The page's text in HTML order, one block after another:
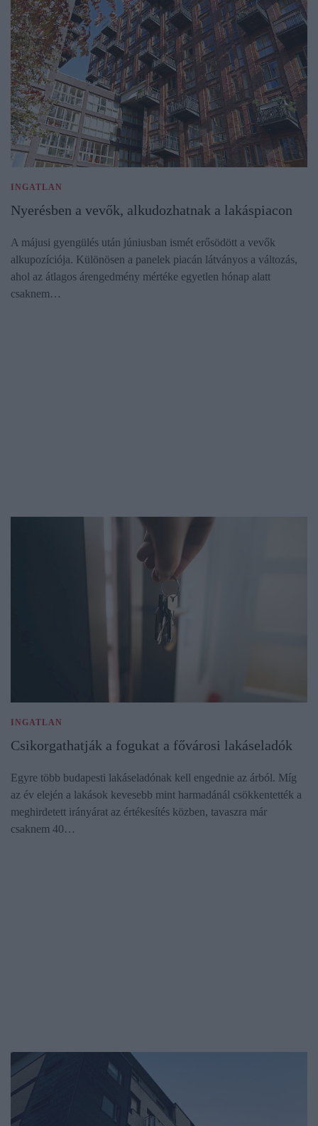
INGATLAN
Nyerésben a vevők, alkudozhatnak a lakáspiacon
A májusi gyengülés után júniusban ismét erősödött a vevők
alkupozíciója. Különösen a panelek piacán látványos a változás,
ahol az átlagos árengedmény mértéke egyetlen hónap alatt
csaknem…
INGATLAN
Csikorgathatják a fogukat a fővárosi lakáseladók
Egyre több budapesti lakáseladónak kell engednie az árból. Míg
az év elején a lakások kevesebb mint harmadánál csökkentették a
meghirdetett irányárat az értékesítés közben, tavaszra már
csaknem 40…